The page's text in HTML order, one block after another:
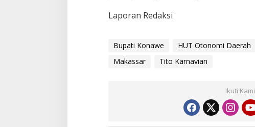
Laporan Redaksi
Bupati Konawe HUT Otonomi Daerah
Makassar
Tito Karnavian
Ikuti Kami